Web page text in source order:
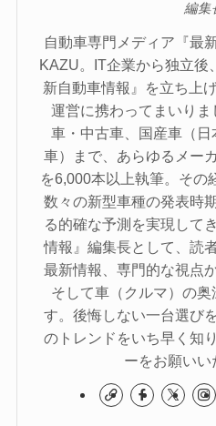
編集
自動車専門メディア『最
KAZU。IT企業から独立後
新自動車情報』を立ち上
運営に携わってまいり
車・中古車、国産車（
車）まで、あらゆるメー
を6,000本以上執筆。その
数々の新型車種の発表時
る的確な予測を実現して
情報』編集長として、読
最新情報、専門的な視点
そして車（クルマ）の奥
す。後悔しない一台選び
のトレンドをいち早く知
ーをお願いい